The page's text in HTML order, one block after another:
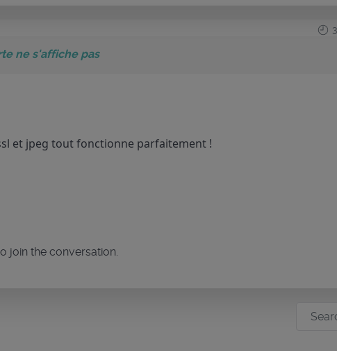
ne s'affiche pas
et jpeg tout fonctionne parfaitement !
join the conversation.